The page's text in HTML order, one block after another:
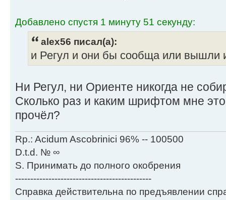
Добавлено спустя 1 минуту 51 секунду:
alex56 писал(а):
и Регул и они бы сообща или вышли
Ни Регул, ни Ориенте никогда не
Сколько раз и каким шрифтом мне
прочёл?
Rp.: Acidum Ascobrinici 96% -- 100500
D.t.d. № ∞
S. Принимать до полного окобрения
---------------------------------------------
Справка действительна по предъявлении